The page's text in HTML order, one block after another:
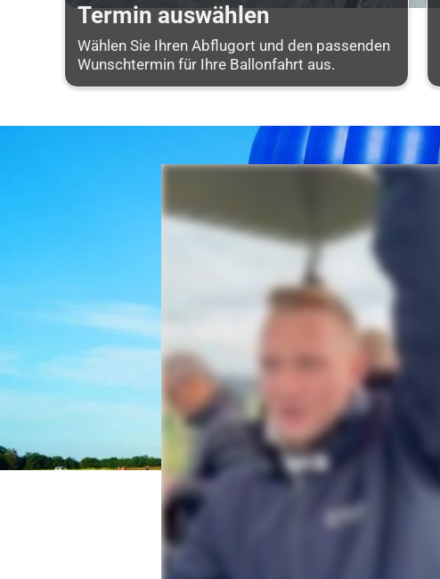
Termin auswählen
Wählen Sie Ihren Abflugort und den passenden
Wunschtermin für Ihre Ballonfahrt aus.